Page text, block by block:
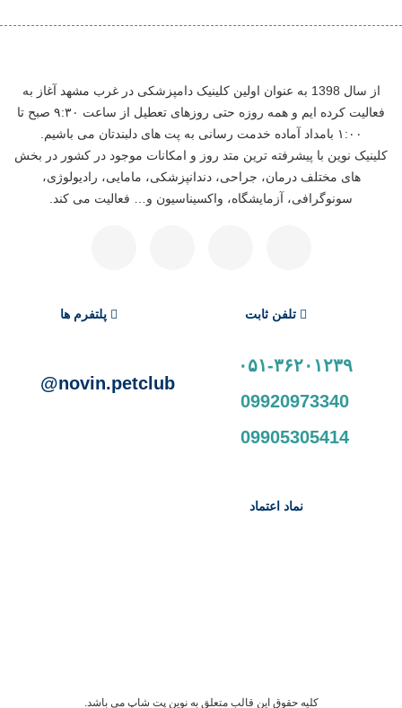
از سال 1398 به عنوان اولین کلینیک دامپزشکی در غرب مشهد آغاز به
فعالیت کرده ایم و همه روزه حتی روزهای تعطیل از ساعت ۹:۳۰ صبح تا
۱:۰۰ بامداد آماده خدمت رسانی به پت های دلبندتان می باشیم.
کلینیک نوین با پیشرفته ترین متد روز و امکانات موجود در کشور در بخش
های مختلف درمان، جراحی، دندانپزشکی، مامایی، رادیولوژی،
سونوگرافی، آزمایشگاه، واکسیناسیون و… فعالیت می کند.
تلفن ثابت
۰۵۱-۳۶۲۰۱۲۳۹
09920973340
09905305414
پلتفرم ها
novin.petclub@
نماد اعتماد
کلیه حقوق این قالب متعلق به نوین پت شاپ می باشد.